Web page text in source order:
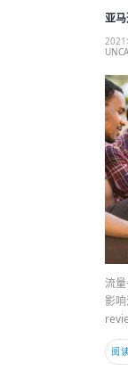
亚
2021
流
影
阅